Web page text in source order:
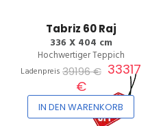
Tabriz 60 Raj
336 X 404 cm
Hochwertiger Teppich
Ladenpreis 39196 € 33317
€
IN DEN WARENKORB
15%